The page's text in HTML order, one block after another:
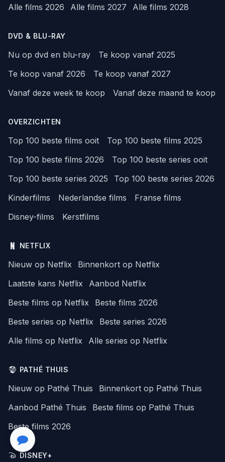
Alle films 2026
Alle films 2027 Alle films 2028
DVD & BLU-RAY
Nu op dvd en blu-ray
Te koop vanaf 2025
Te koop vanaf 2026
Te koop vanaf 2027
Vanaf deze week te koop
Vanaf deze maand te koop
OVERZICHTEN
Top 100 beste films ooit
Top 100 beste films 2025
Top 100 beste films 2026
Top 100 beste series ooit
Top 100 beste series 2025
Top 100 beste series 2026
Kinderfilms
Nederlandse films
Franse films
Disney-films
Kerstfilms
NETFLIX
Nieuw op Netflix
Binnenkort op Netflix
Laatste kans Netflix
Aanbod Netflix
Beste films op Netflix
Beste films 2026
Beste series op Netflix
Beste series 2026
Alle films op Netflix
Alle series op Netflix
PATHÉ THUIS
Nieuw op Pathé Thuis
Binnenkort op Pathé Thuis
Aanbod Pathé Thuis
Beste films op Pathé Thuis
Beste films 2026
DISNEY+